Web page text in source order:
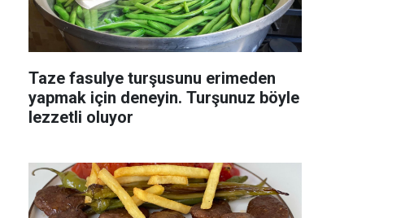
Taze fasulye turşusunu erimeden
yapmak için deneyin. Turşunuz böyle
lezzetli oluyor